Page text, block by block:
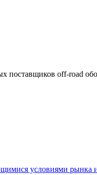
поставщиков off-road
условиями